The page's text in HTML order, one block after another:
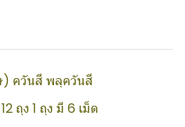
) ควันสี พลุควันสี
ถุง 1 ถุง มี 6 เม็ด